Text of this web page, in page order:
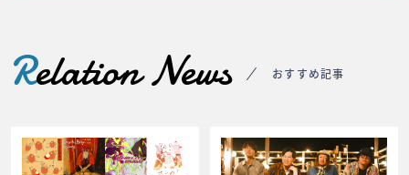
Relation News おすすめ記事